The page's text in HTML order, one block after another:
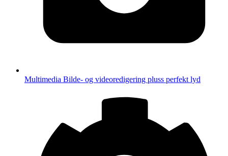
Multimedia Bilde- og videoredigering pluss perfekt lyd